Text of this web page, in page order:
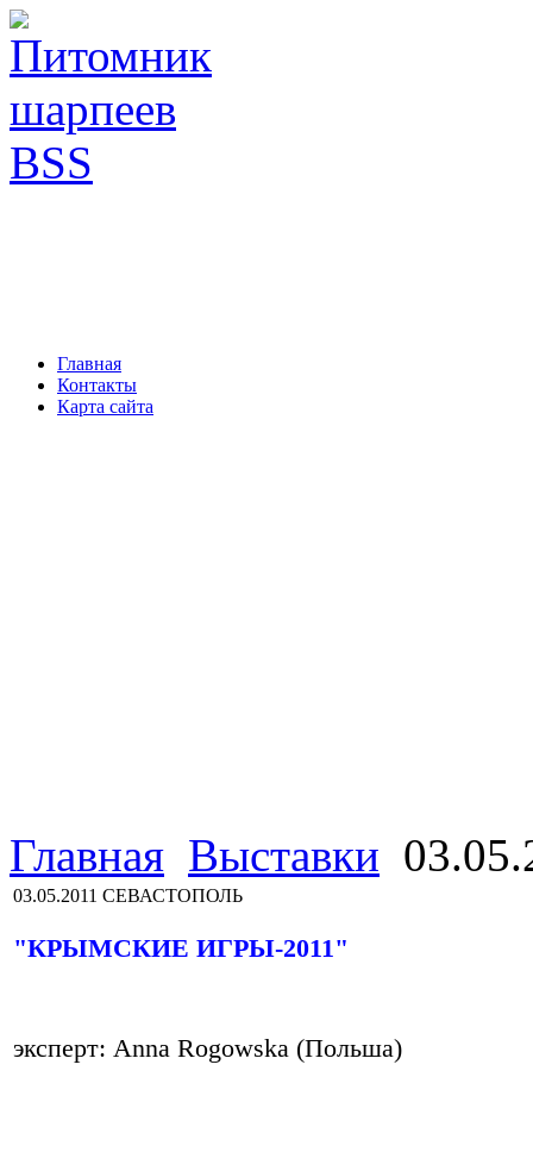
Главная
Контакты
Карта сайта
Главная Выставки
03.05.2011 СЕВАСТОПОЛЬ
"КРЫМСКИЕ ИГРЫ-2011"
эксперт: Anna Rogowska (Польша)